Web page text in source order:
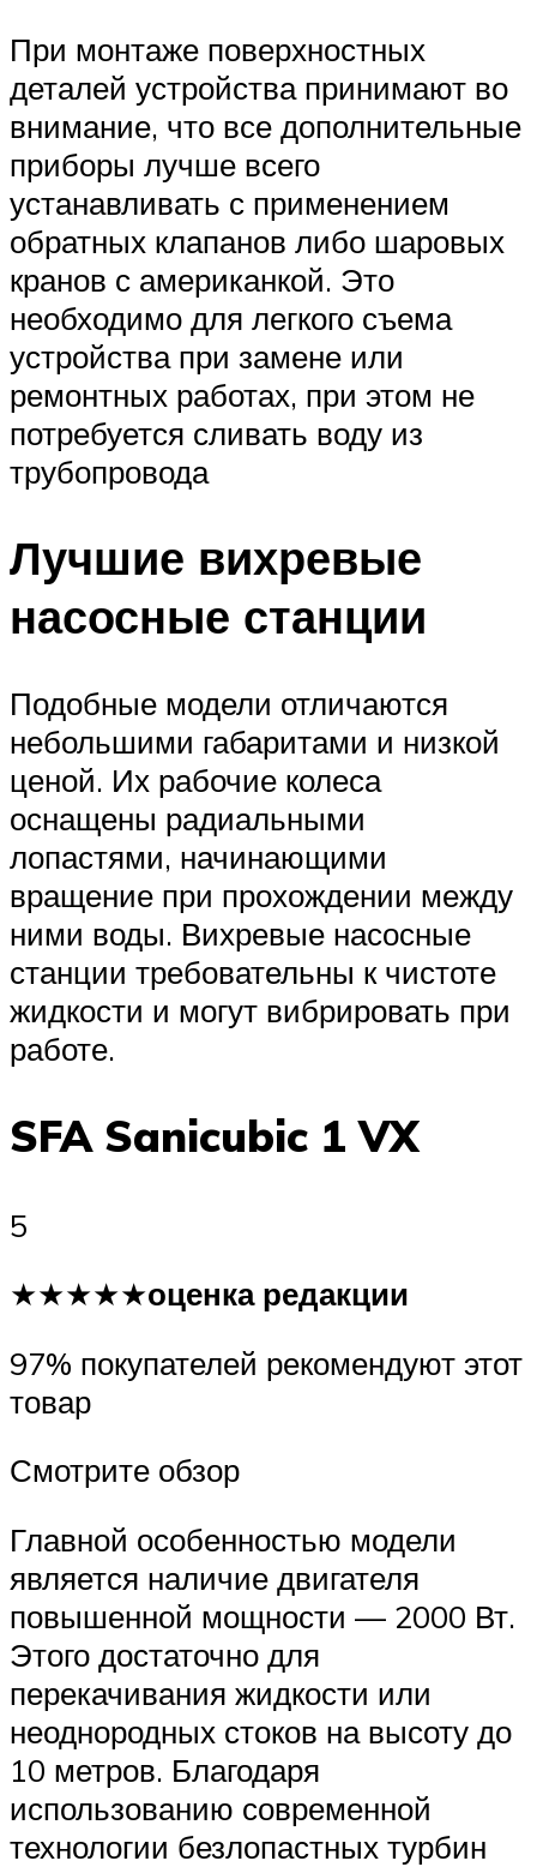
При монтаже поверхностных
деталей устройства принимают во
внимание, что все дополнительные
приборы лучше всего
устанавливать с применением
обратных клапанов либо шаровых
кранов с американкой. Это
необходимо для легкого съема
устройства при замене или
ремонтных работах, при этом не
потребуется сливать воду из
трубопровода
Лучшие вихревые
насосные станции
Подобные модели отличаются
небольшими габаритами и низкой
ценой. Их рабочие колеса
оснащены радиальными
лопастями, начинающими
вращение при прохождении между
ними воды. Вихревые насосные
станции требовательны к чистоте
жидкости и могут вибрировать при
работе.
SFA Sanicubic 1 VX
5
★★★★★оценка редакции
97% покупателей рекомендуют этот
товар
Смотрите обзор
Главной особенностью модели
является наличие двигателя
повышенной мощности — 2000 Вт.
Этого достаточно для
перекачивания жидкости или
неоднородных стоков на высоту до
10 метров. Благодаря
использованию современной
технологии безлопастных турбин